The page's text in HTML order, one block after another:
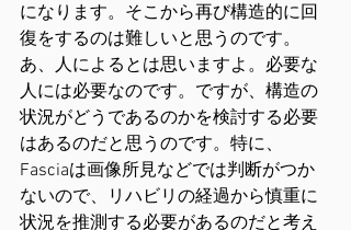
になります。そこから再び構造的に回
復をするのは難しいと思うのです。
あ、人によるとは思いますよ。必要な
人には必要なのです。ですが、構造の
状況がどうであるのかを検討する必要
はあるのだと思うのです。特に、
Fasciaは画像所見などでは判断がつか
ないので、リハビリの経過から慎重に
状況を推測する必要があるのだと考え